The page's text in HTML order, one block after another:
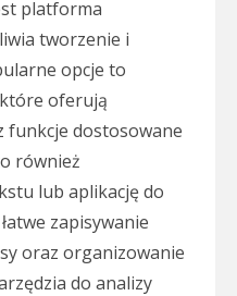
platforma
tworzenie i
opcje to
oferują
funkcje dostosowane
również
lub aplikację do
zapisywanie
oraz organizowanie
do analizy